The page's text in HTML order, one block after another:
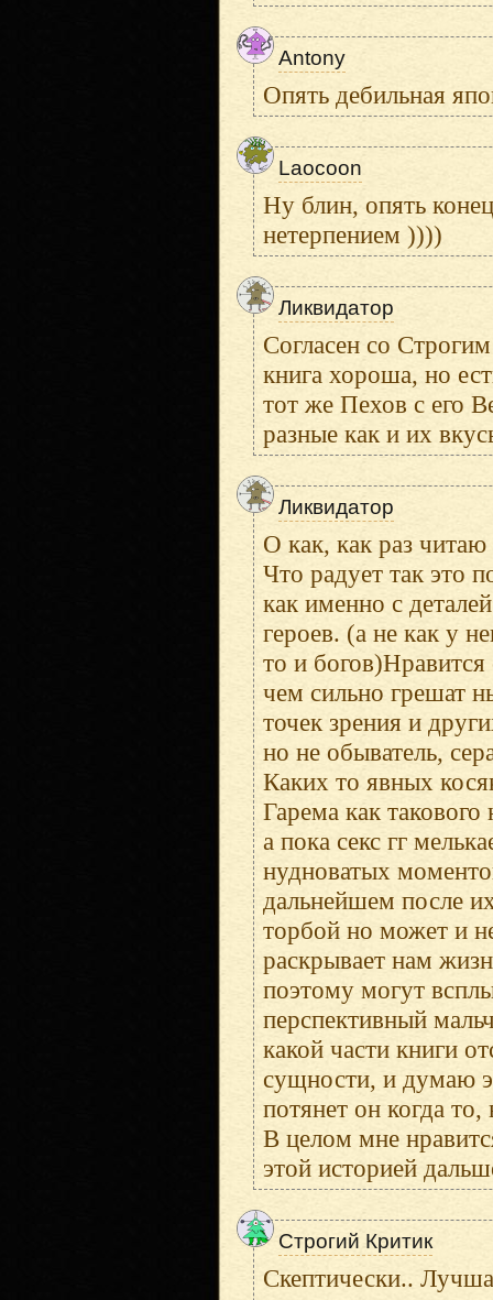
Antony
Опять дебильная
Laocoon
Ну блин, опять
нетерпением ))))
Ликвидатор
Согласен со
книга хороша, но
тот же Пехов с его
разные как и их
Ликвидатор
О как, как раз
Что радует так это
как именно с
героев. (а не как у
то и
чем сильно грешат
точек зрения и
но не обыватель,
Каких то явных
Гарема как
а пока секс гг
нудноватых
дальнейшем после
торбой но может и
раскрывает нам
поэтому могут
перспективный
какой части книги
сущности, и думаю
потянет он когда
В целом мне
этой историей
Строгий Критик
Скептически..